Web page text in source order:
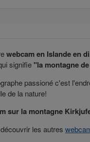
webcam en Islande en
signifie"la montagne
passioné c'est
de la nature!
sur la montagne
les autres